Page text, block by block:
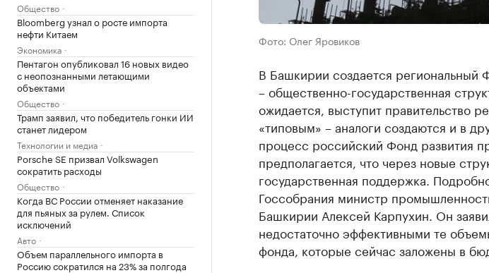
Общество
Bloomberg узнал о росте импорта
нефти Китаем
Экономика
Пентагон опубликовал 16 новых видео
с неопознанными летающими
объектами
Общество
Трамп заявил, что победитель гонки ИИ
станет лидером
Технологии и медиа
Porsche SE призвал Volkswagen
сократить расходы
Общество
Когда ВС России отменяет наказание
для пьяных за рулем. Список
исключений
Авто
Объем параллельного импорта в
Россию сократился на 23% за полгода
Фото: Олег Яровиков
В Башкирии создается региональный
– общественно-государственная
ожидается, выступит правительство
«типовым» – аналоги создаются и в
процесс российский Фонд развития
предполагается, что через новые
государственная поддержка.
Госсобрания министр
Башкирии Алексей Карпухин. Он
недостаточно эффективными те
фонда, которые сейчас заложены в